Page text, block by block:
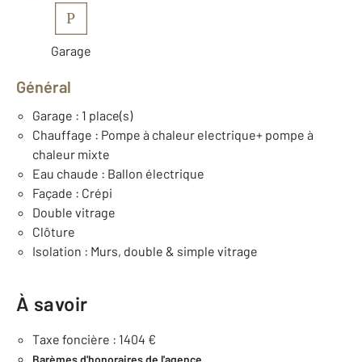
P
Garage
Général
Garage : 1 place(s)
Chauffage : Pompe à chaleur electrique+ pompe à
chaleur mixte
Eau chaude : Ballon électrique
Façade : Crépi
Double vitrage
Clôture
Isolation : Murs, double & simple vitrage
À savoir
Taxe foncière : 1404 €
Barèmes d'honoraires de l'agence